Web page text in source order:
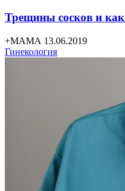
Трещины сосков и как
+МАМА 13.06.2019
Гинекология